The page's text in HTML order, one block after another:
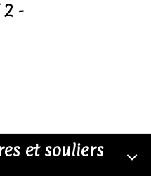
2 -
et souliers